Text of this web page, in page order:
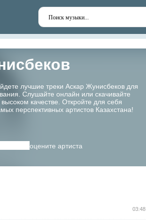
лучшие треки Аскар Жунисбеков для
Слушайте онлайн или скачивайте
качестве. Откройте для себя
перспективных артистов Казахстана!
оцените артиста
03:48